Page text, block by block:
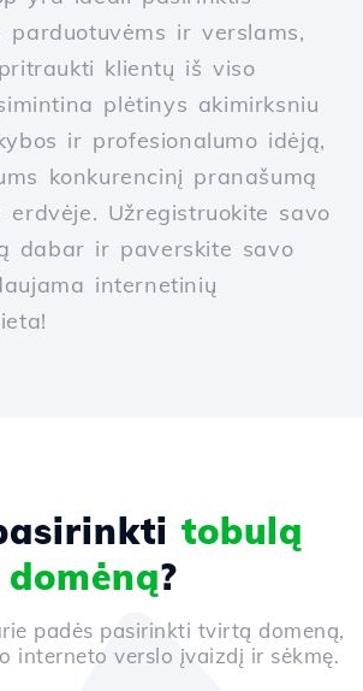
parduotuvėms ir verslams,
klientų iš viso
plėtinys akimirksniu
ir profesionalumo idėją,
konkurencinį pranašumą
erdvėje. Užregistruokite savo
dabar ir paverskite savo
internetinių
tobulą
domėną?
padės pasirinkti tvirtą domeną,
interneto verslo įvaizdį ir sėkmę.